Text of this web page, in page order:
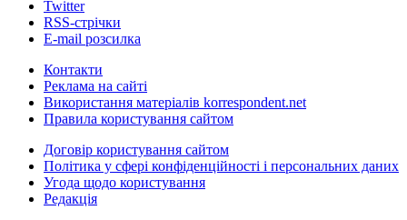
Twitter
RSS-стрічки
E-mail розсилка
Контакти
Реклама на сайті
Використання матеріалів korrespondent.net
Правила користування сайтом
Договір користування сайтом
Політика у сфері конфіденційності і персональних даних
Угода щодо користування
Редакція